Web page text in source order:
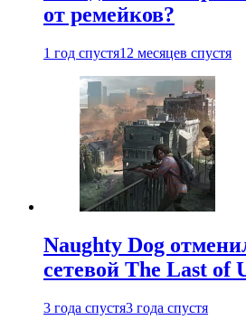
от ремейков?
1 год спустя12 месяцев спустя
Naughty Dog
сетевой The Last of
3 года спустя3 года спустя